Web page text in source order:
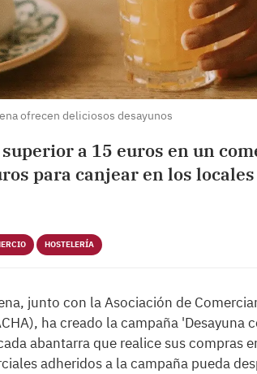
ofrecen deliciosos desayunos
a 15 euros en un
para canjear en los locales
HOSTELERÍA
junto con la Asociación de
ha creado la campaña 'Desayuna
abantarra que realice sus compras
adheridos a la campaña pueda